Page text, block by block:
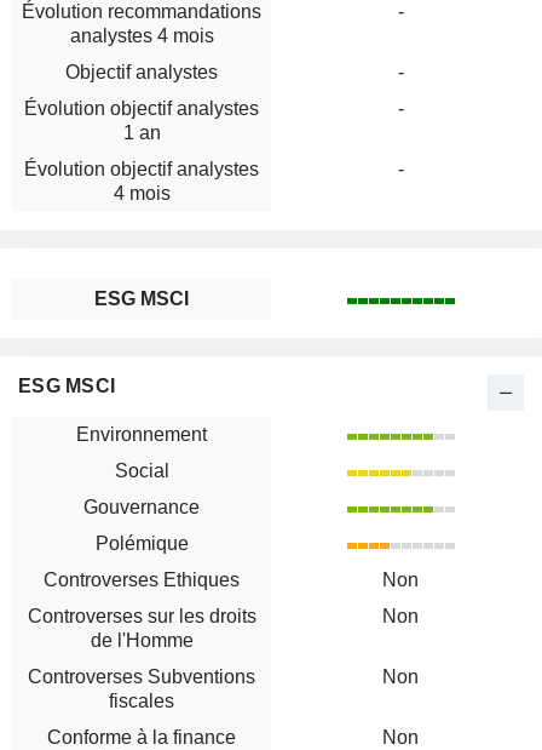
Évolution recommandations
analystes 4 mois
-
Objectif analystes
-
Évolution objectif analystes
1 an
-
Évolution objectif analystes
4 mois
-
ESG MSCI
ESG MSCI
Environnement
Social
Gouvernance
Polémique
Controverses Ethiques
Non
Controverses sur les droits
de l'Homme
Non
Controverses Subventions
fiscales
Non
Conforme à la finance
Non